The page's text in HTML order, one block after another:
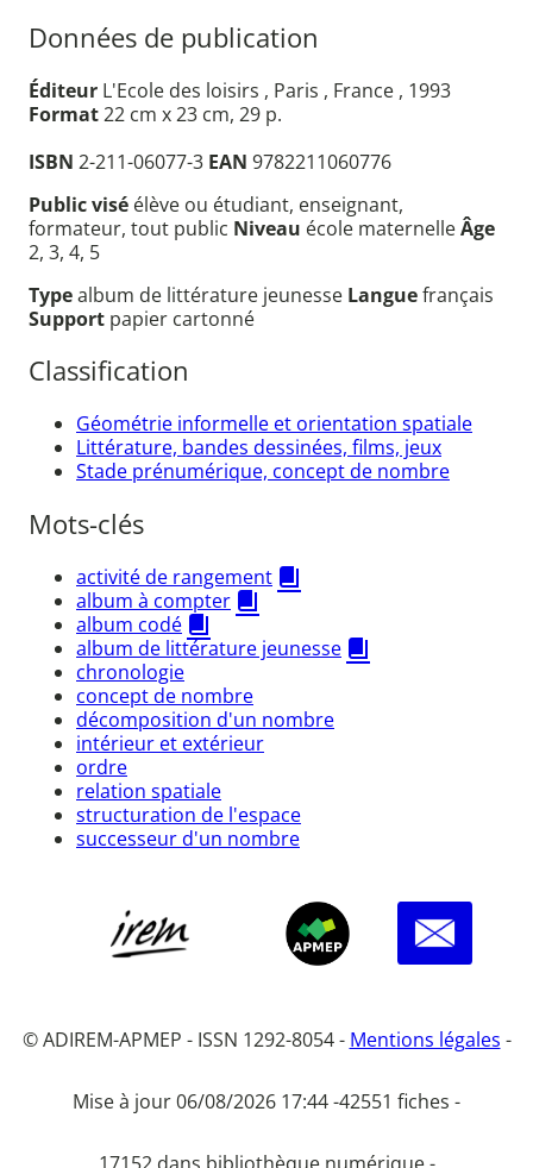
Données de publication
Éditeur L'Ecole des loisirs , Paris , France , 1993
Format22 cm x 23 cm, 29 p.
ISBN 2-211-06077-3 EAN 9782211060776
Public visé élève ou étudiant, enseignant,
formateur, tout public Niveau école maternelleÂge
2, 3, 4, 5
Typealbum de littérature jeunesse Languefrançais
Support papier cartonné
Classification
Géométrie informelle et orientation spatiale
Littérature, bandes dessinées, films, jeux
Stade prénumérique, concept de nombre
Mots-clés
activité de rangement
album à compter
album codé
album de littérature jeunesse
chronologie
concept de nombre
décomposition d'un nombre
intérieur et extérieur
ordre
relation spatiale
structuration de l'espace
successeur d'un nombre
© ADIREM-APMEP - ISSN 1292-8054 - Mentions légales -
Mise à jour 06/08/2026 17:44 -42551 fiches -